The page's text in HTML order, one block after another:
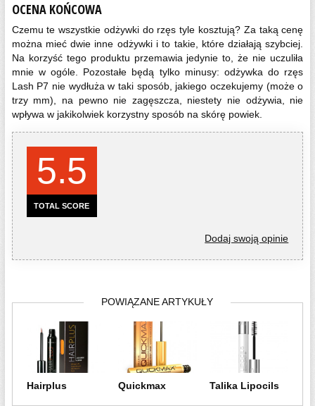
OCENA KOŃCOWA
Czemu te wszystkie odżywki do rzęs tyle kosztują? Za taką cenę
można mieć dwie inne odżywki i to takie, które działają szybciej.
Na korzyść tego produktu przemawia jedynie to, że nie uczuliła
mnie w ogóle. Pozostałe będą tylko minusy: odżywka do rzęs
Lash P7 nie wydłuża w taki sposób, jakiego oczekujemy (może o
trzy mm), na pewno nie zagęszcza, niestety nie odżywia, nie
wpływa w jakikolwiek korzystny sposób na skórę powiek.
5.5
TOTAL SCORE
Dodaj swoją opinie
POWIĄZANE ARTYKUŁY
Hairplus Quickmax Talika Lipocils